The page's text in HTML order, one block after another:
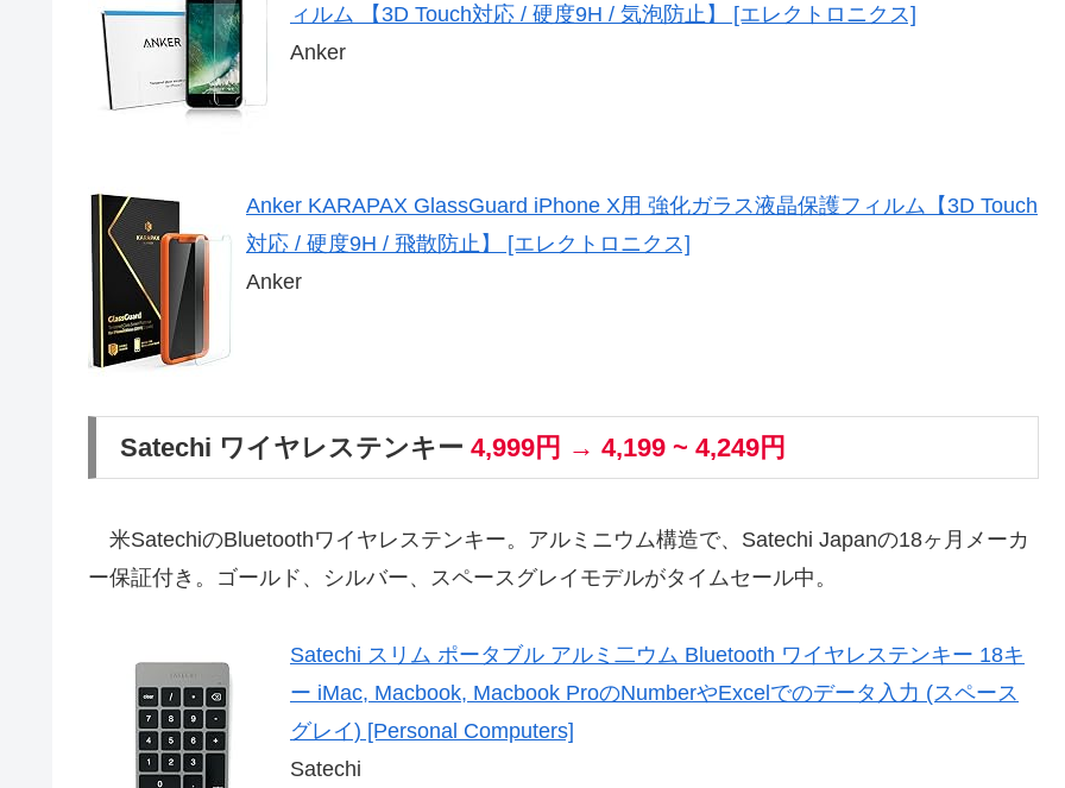
ィルム 【3D Touch対応 / 硬度9H / 気泡防止】 [エレクトロニクス]
Anker
Anker KARAPAX GlassGuard iPhone X用 強化ガラス液晶保護フィルム【3D Touch
対応 / 硬度9H / 飛散防止】 [エレクトロニクス]
Anker
Satechi ワイヤレステンキー 4,999円 → 4,199 ~ 4,249円
米SatechiのBluetoothワイヤレステンキー。アルミニウム構造で、Satechi Japanの18ヶ月メーカ
ー保証付き。ゴールド、シルバー、スペースグレイモデルがタイムセール中。
Satechi スリム ポータブル アルミ二ウム Bluetooth ワイヤレステンキー 18キ
ー iMac, Macbook, Macbook ProのNumberやExcelでのデータ入力 (スペース
グレイ) [Personal Computers]
Satechi